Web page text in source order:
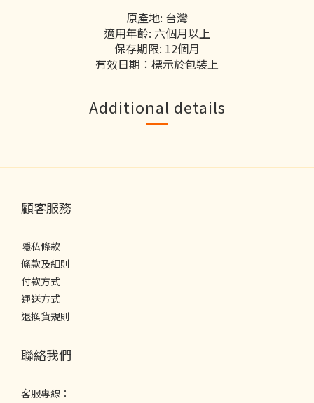
原產地: 台灣
適用年齡: 六個月以上
保存期限: 12個月
有效日期：標示於包裝上
Additional details
顧客服務
隱私條款
條款及細則
付款方式
運送方式
退換貨規則
聯絡我們
客服專線：